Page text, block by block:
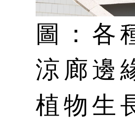
圖：各
涼廊邊
植物生